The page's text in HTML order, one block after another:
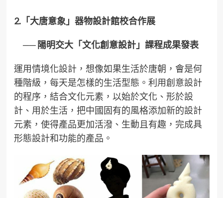
2.「大唐意象」器物設計館校合作展
── 陽明交大「文化創意設計」課程成果發表
運用情境化設計，想像如果生活於唐朝，會是何
種階級，每天是怎樣的生活型態。利用創意設計
的程序，結合文化元素，以始於文化、形於設
計、用於生活，把中國固有的風格添加新的設計
元素，使得產品更加活潑、生動且有趣，完成具
形態設計和功能的產品。